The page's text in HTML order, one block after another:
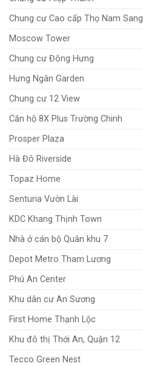
Chung cư Cao cấp Thọ Nam Sang
Moscow Tower
Chung cư Đông Hưng
Hưng Ngân Garden
Chung cư 12 View
Căn hộ 8X Plus Trường Chinh
Prosper Plaza
Hà Đô Riverside
Topaz Home
Senturia Vườn Lài
KDC Khang Thịnh Town
Nhà ở cán bộ Quân khu 7
Depot Metro Tham Lương
Phú An Center
Khu dân cư An Sương
First Home Thạnh Lộc
Khu đô thị Thới An, Quận 12
Tecco Green Nest